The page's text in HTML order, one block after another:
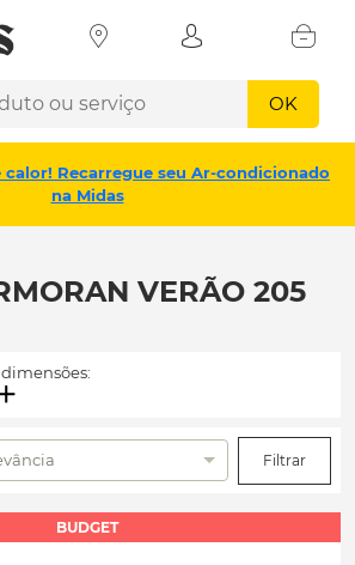
OK
Recarregue seu Ar-condicionado
na Midas
VERÃO 205
Filtrar
BUDGET